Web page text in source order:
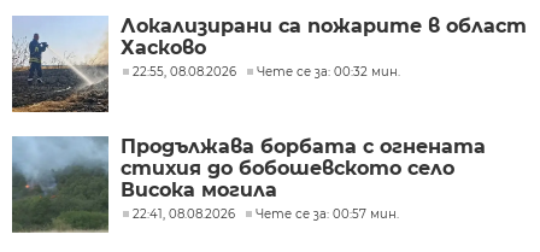
Локализирани са пожарите в област
Хасково
22:55, 08.08.2026 Чете се за: 00:32 мин.
Продължава борбата с огнената
стихия до бобошевското село
Висока могила
22:41, 08.08.2026 Чете се за: 00:57 мин.